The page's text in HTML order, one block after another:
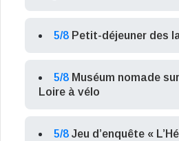
5/8 Petit-déjeuner des
5/8 Muséum nomade
Loire à vélo
5/8 Jeu d’enquête «